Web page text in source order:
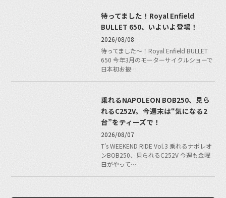
待ってました！Royal Enfield
BULLET 650、いよいよ登場！
2026/08/08
待ってました〜！Royal Enfield BULLET
650 今年3月のモーターサイクルショーで
日本初お披…
乗れるNAPOLEON BOB250、見ら
れるC252V。今週末は“気になる2
台”をティーズで！
2026/08/07
T's WEEKEND RIDE Vol.3 乗れるナポレオ
ンBOB250、見られるC252V 今週も金曜
日がやって…